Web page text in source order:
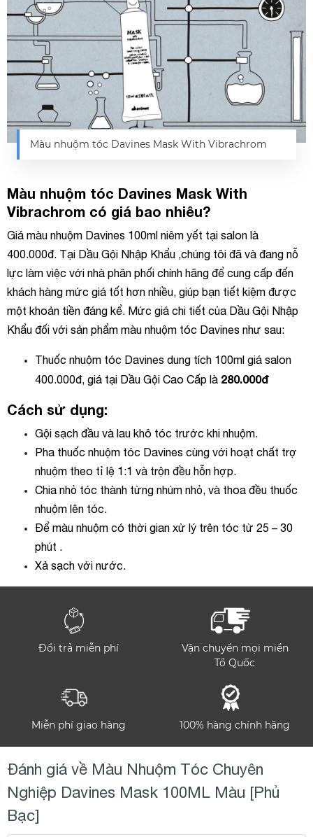
Màu nhuộm tóc Davines Mask With Vibrachrom
Màu nhuộm tóc Davines Mask With
Vibrachrom có giá bao nhiêu?
Giá màu nhuộm Davines 100ml niêm yết tại salon là
400.000đ. Tại Dầu Gội Nhập Khẩu ,chúng tôi đã và đang nỗ
lực làm việc với nhà phân phối chính hãng để cung cấp đến
khách hàng mức giá tốt hơn nhiều, giúp bạn tiết kiệm được
một khoản tiền đáng kể. Mức giá chi tiết của Dầu Gội Nhập
Khẩu đối với sản phẩm màu nhuộm tóc Davines như sau:
Thuốc nhuộm tóc Davines dung tích 100ml giá salon
400.000đ, giá tại Dầu Gội Cao Cấp là 280.000đ
Cách sử dụng:
Gội sạch đầu và lau khô tóc trước khi nhuộm.
Pha thuốc nhuộm tóc Davines cùng với hoạt chất trợ
nhuộm theo tỉ lệ 1:1 và trộn đều hỗn hợp.
Chia nhỏ tóc thành từng nhúm nhỏ, và thoa đều thuốc
nhuộm lên tóc.
Để màu nhuộm có thời gian xử lý trên tóc từ 25 – 30
phút .
Xả sạch với nước.
Đổi trả miễn phí
Vận chuyển mọi miền
Tổ Quốc
Miễn phí giao hàng 100% hàng chính hãng
Đánh giá về Màu Nhuộm Tóc Chuyên
Nghiệp Davines Mask 100ML Màu [Phủ
Bạc]